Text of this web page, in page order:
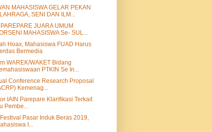
MAHASISWA GELAR PEKAN
SENI DAN ILM...
PAREPARE JUARA UMUM
MAHASISWA Se- SUL...
Hoax, Mahasiswa FUAD Harus
Bermedia
WAREK/WAKET Bidang
PTKIN Se In...
Conference Research Proposal
Kemenag...
IAIN Parepare Klarifikasi Terkait
Pembe...
Festival Pasar Induk Beras 2019,
I...